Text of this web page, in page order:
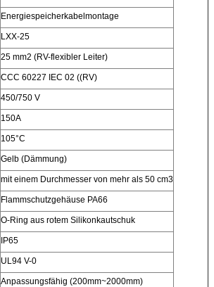
Energiespeicherkabelmontage
LXX-25
25 mm2 (RV-flexibler Leiter)
CCC 60227 IEC 02 ((RV)
450/750 V
150A
105°C
Gelb (Dämmung)
mit einem Durchmesser von mehr als 50 cm3
Flammschutzgehäuse PA66
O-Ring aus rotem Silikonkautschuk
IP65
UL94 V-0
Anpassungsfähig (200mm~2000mm)